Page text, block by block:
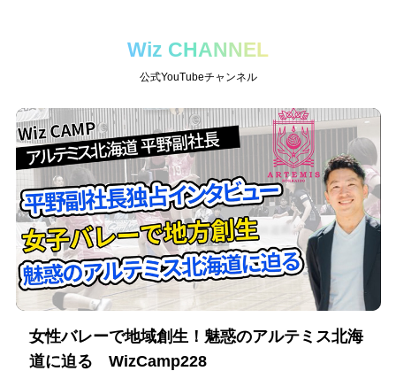
Wiz CHANNEL
公式YouTubeチャンネル
女性バレーで地域創生！魅惑のアルテミス北海
道に迫る WizCamp228